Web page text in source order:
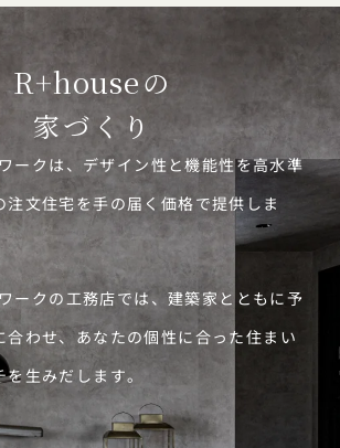
R+houseの
家づくり
ークは、デザイン性と機能性を高水準
注文住宅を手の届く価格で提供しま
ークの工務店では、建築家とともに予
合わせ、あなたの個性に合った住まい
生みだします。
検索